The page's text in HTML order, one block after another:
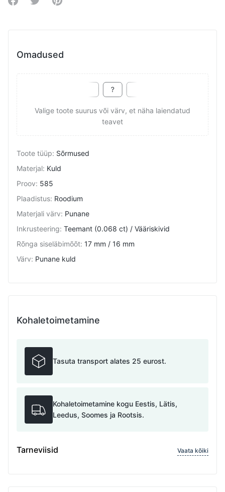
Share on Facebook
Share on Twitter
Share on Pinterest
Omadused
Valige toote suurus või värv, et näha laiendatud
teavet
Toote tüüp: Sõrmused
Materjal: Kuld
Proov: 585
Plaadistus: Roodium
Materjali värv: Punane
Inkrusteering: Teemant (0.068 ct) / Vääriskivid
Rõnga siseläbimõõt: 17 mm / 16 mm
Värv: Punane kuld
Kohaletoimetamine
Tasuta transport alates 25 eurost.
Kohaletoimetamine kogu Eestis, Lätis,
Leedus, Soomes ja Rootsis.
Tarneviisid Vaata kõiki